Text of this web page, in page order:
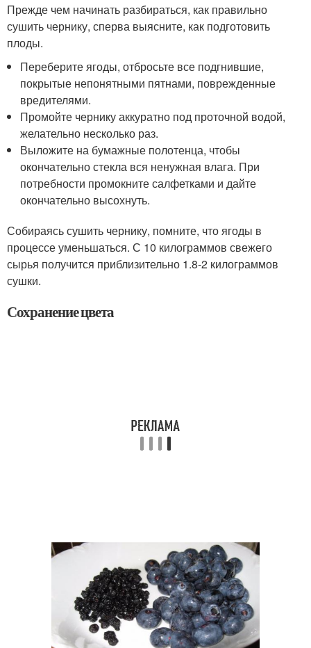
Прежде чем начинать разбираться, как правильно
сушить чернику, сперва выясните, как подготовить
плоды.
Переберите ягоды, отбросьте все подгнившие,
покрытые непонятными пятнами, поврежденные
вредителями.
Промойте чернику аккуратно под проточной водой,
желательно несколько раз.
Выложите на бумажные полотенца, чтобы
окончательно стекла вся ненужная влага. При
потребности промокните салфетками и дайте
окончательно высохнуть.
Собираясь сушить чернику, помните, что ягоды в
процессе уменьшаться. С 10 килограммов свежего
сырья получится приблизительно 1.8-2 килограммов
сушки.
Сохранение цвета